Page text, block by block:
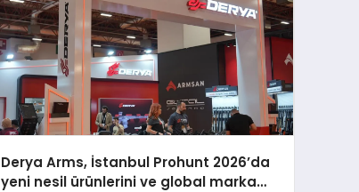
Derya Arms, İstanbul Prohunt 2026’da
yeni nesil ürünlerini ve global marka